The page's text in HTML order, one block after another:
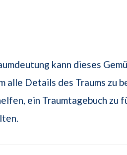
kann dieses
alle Details des Traums zu
ein Traumtagebuch zu